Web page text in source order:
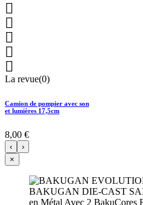





La revue(0)
Camion de pompier avec son
et lumières 17,5cm
8,00 €
‹
›
×